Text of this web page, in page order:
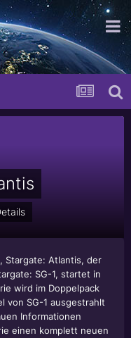
Eimer.
Stargate: Atlantis, der
SG-1, startet in
wird im Doppelpack
von SG-1 ausgestrahlt
Informationen
einen komplett neuen